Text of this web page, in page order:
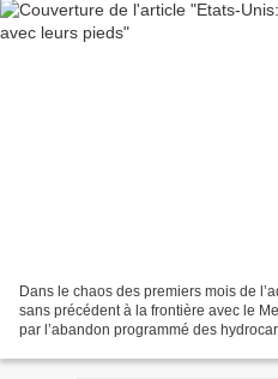
Dans le chaos des premiers mois de
sans précédent à la frontière avec le
par l’abandon programmé des